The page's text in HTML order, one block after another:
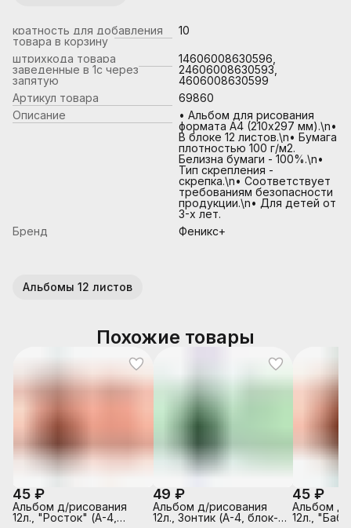
кратность для добавления
товара в корзину
10
штрихкода товара
заведенные в 1с через
запятую
14606008630596,
24606008630593,
4606008630599
Артикул товара
69860
Описание
• Альбом для рисования
формата А4 (210х297 мм).\n•
В блоке 12 листов.\n• Бумага
плотностью 100 г/м2.
Белизна бумаги - 100%.\n•
Тип скрепления -
скрепка.\n• Соответствует
требованиям безопасности
продукции.\n• Для детей от
3-х лет.
Бренд
Феникс+
Альбомы 12 листов
Похожие товары
45 ₽
Альбом д/рисования
12л., "Росток" (А-4,
49 ₽
Альбом д/рисования
12л., Зонтик (А-4, блок-
45 ₽
Альбом д/
12л.,